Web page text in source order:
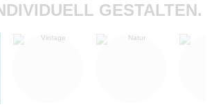
GESTALTEN.